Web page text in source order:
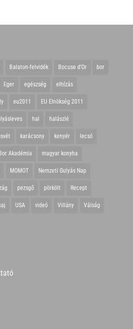
Balaton-felvidék Bocuse d'Or bor
Eger egészség elhízás
eu2011 EU Elnökség 2011
hal halászlé
karácsony kenyér lecsó
Akadémia magyar konyha
MOMOT Nemzeti Gulyás Nap
pezsgő pörkölt Recept
USA videó Villány Válság